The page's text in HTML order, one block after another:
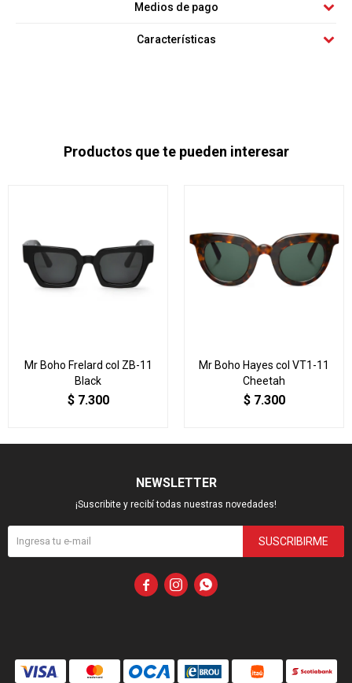
Medios de pago
Características
Productos que te pueden interesar
Mr Boho Frelard col ZB-11
Black
$ 7.300
Mr Boho Hayes col VT1-11
Cheetah
$ 7.300
NEWSLETTER
¡Suscribite y recibí todas nuestras novedades!
SUSCRIBIRME
  